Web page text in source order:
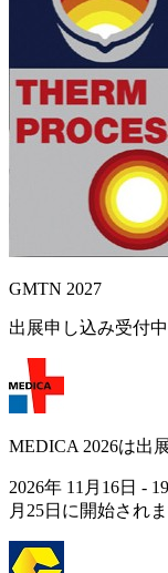
GMTN 2027
出展申し込み受付中
MEDICA 2026は出
2026年 11月16日 -
月25日に開始されま